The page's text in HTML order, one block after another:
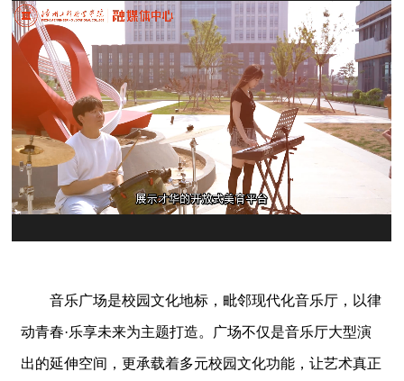
音乐广场是校园文化地标，毗邻现代化音乐厅，以律
动青春·乐享未来为主题打造。广场不仅是音乐厅大型演
出的延伸空间，更承载着多元校园文化功能，让艺术真正